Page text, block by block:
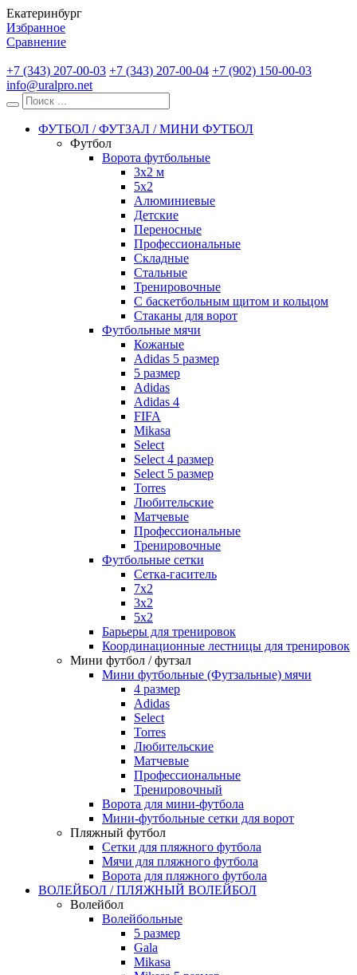
Екатеринбург
Избранное
Сравнение
+7 (343) 207-00-03 +7 (343) 207-00-04 +7 (902) 150-00-03
info@uralpro.net
ФУТБОЛ / ФУТЗАЛ / МИНИ ФУТБОЛ
Футбол
Ворота футбольные
3х2 м
5х2
Алюминиевые
Детские
Переносные
Профессиональные
Складные
Стальные
Тренировочные
С баскетбольным щитом и кольцом
Стаканы для ворот
Футбольные мячи
Кожаные
Adidas 5 размер
5 размер
Adidas
Adidas 4
FIFA
Mikasa
Select
Select 4 размер
Select 5 размер
Torres
Любительские
Матчевые
Профессиональные
Тренировочные
Футбольные сетки
Сетка-гаситель
7x2
3х2
5х2
Барьеры для тренировок
Координационные лестницы для тренировок
Мини футбол / футзал
Мини футбольные (Футзальные) мячи
4 размер
Adidas
Select
Torres
Любительские
Матчевые
Профессиональные
Тренировочный
Ворота для мини-футбола
Мини-футбольные сетки для ворот
Пляжный футбол
Сетки для пляжного футбола
Мячи для пляжного футбола
Ворота для пляжного футбола
ВОЛЕЙБОЛ / ПЛЯЖНЫЙ ВОЛЕЙБОЛ
Волейбол
Волейбольные
5 размер
Gala
Mikasa